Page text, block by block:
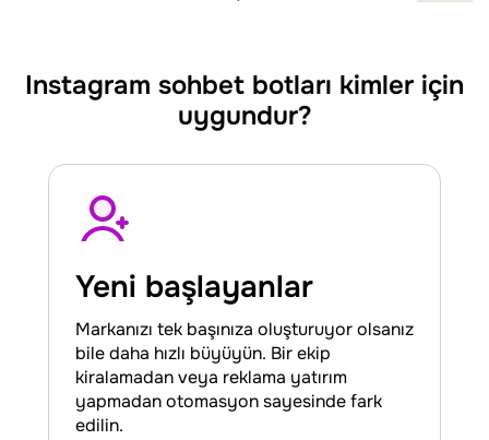
Instagram sohbet botları kimler için
uygundur?
Yeni başlayanlar
Markanızı tek başınıza oluşturuyor olsanız
bile daha hızlı büyüyün. Bir ekip
kiralamadan veya reklama yatırım
yapmadan otomasyon sayesinde fark
edilin.